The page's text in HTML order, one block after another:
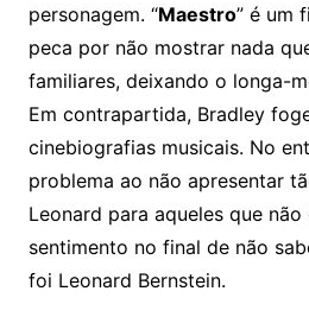
personagem. “Maestro” é um
peca por não mostrar nada
familiares, deixando o longa-
Em contrapartida, Bradley
cinebiografias musicais. No
problema ao não apresentar
Leonard para aqueles que
sentimento no final de não
foi Leonard Bernstein.